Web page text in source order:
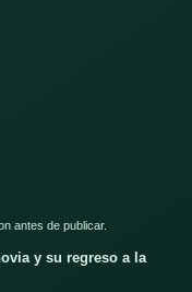
antes de publicar.
y su regreso a la